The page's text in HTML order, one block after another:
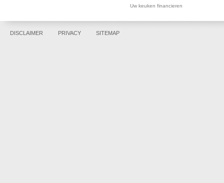
Uw keuken financieren
DISCLAIMER PRIVACY SITEMAP